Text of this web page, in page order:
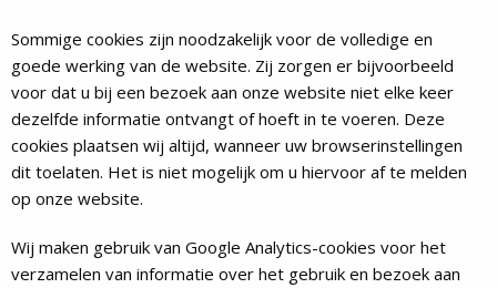
Sommige cookies zijn noodzakelijk voor de volledige en
goede werking van de website. Zij zorgen er bijvoorbeeld
voor dat u bij een bezoek aan onze website niet elke keer
dezelfde informatie ontvangt of hoeft in te voeren. Deze
cookies plaatsen wij altijd, wanneer uw browserinstellingen
dit toelaten. Het is niet mogelijk om u hiervoor af te melden
op onze website.
Wij maken gebruik van Google Analytics-cookies voor het
verzamelen van informatie over het gebruik en bezoek aan